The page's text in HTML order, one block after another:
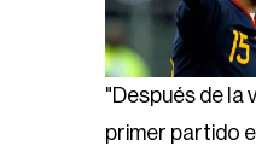
"Después de la
primer partido